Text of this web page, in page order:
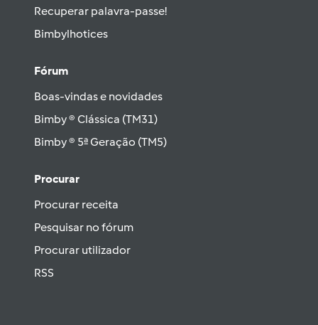
Recuperar palavra-passe!
Bimbylhotices
Fórum
Boas-vindas e novidades
Bimby ® Clássica (TM31)
Bimby ® 5ª Geração (TM5)
Procurar
Procurar receita
Pesquisar no fórum
Procurar utilizador
RSS